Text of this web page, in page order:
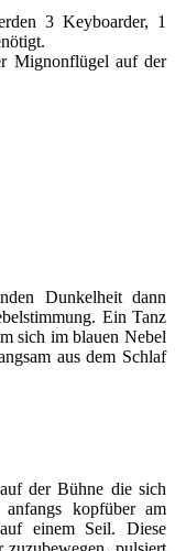
3 Keyboarder, 1
Mignonflügel auf der
Dunkelheit dann
Ein Tanz
sich im blauen Nebel
aus dem Schlaf
der Bühne die sich
kopfüber am
einem Seil. Diese